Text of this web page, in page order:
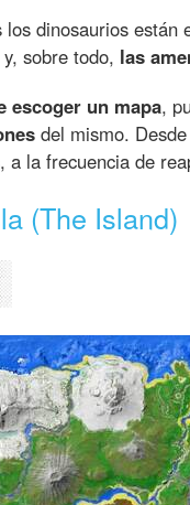
los dinosaurios están
sobre todo, las
escoger un mapa,
del mismo.
a la frecuencia de
(The Island)